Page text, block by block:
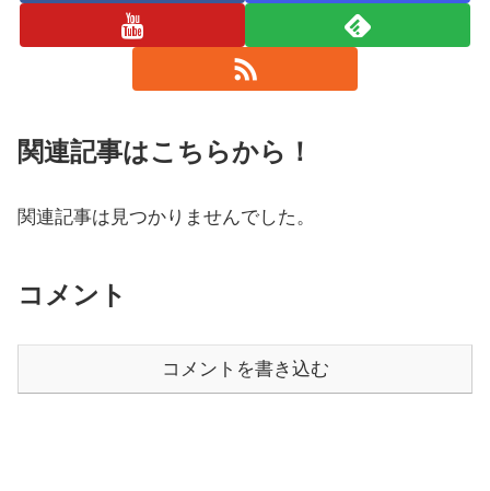
関連記事はこちらから！
関連記事は見つかりませんでした。
コメント
コメントを書き込む